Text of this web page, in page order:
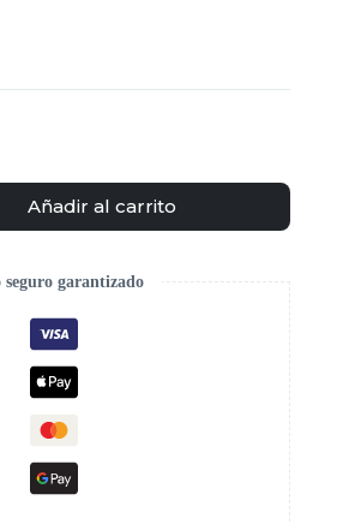
Añadir al carrito
seguro garantizado